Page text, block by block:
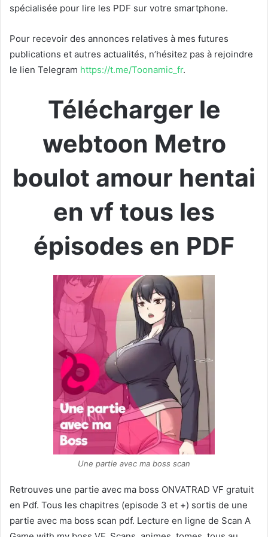
spécialisée pour lire les PDF sur votre smartphone.
Pour recevoir des annonces relatives à mes futures
publications et autres actualités, n’hésitez pas à rejoindre
le lien Telegram https://t.me/Toonamic_fr.
Télécharger le
webtoon Metro
boulot amour hentai
en vf tous les
épisodes en PDF
Une partie avec ma boss scan
Retrouves une partie avec ma boss ONVATRAD VF gratuit
en Pdf. Tous les chapitres (episode 3 et +) sortis de une
partie avec ma boss scan pdf. Lecture en ligne de Scan A